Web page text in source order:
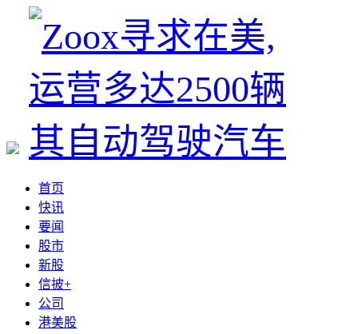
首页
快讯
要闻
股市
新股
信披+
公司
港美股